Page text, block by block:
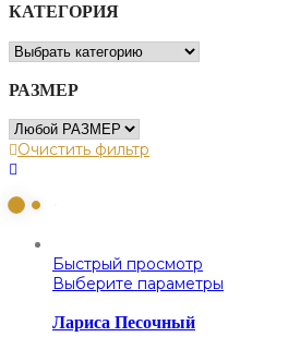
КАТЕГОРИЯ
РАЗМЕР
Очистить фильтр
Быстрый просмотр
Выберите параметры
Лариса Песочный